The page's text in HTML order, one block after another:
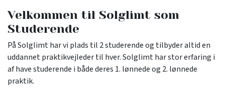
Velkommen til Solglimt som
Studerende
På Solglimt har vi plads til 2 studerende og tilbyder altid en
uddannet praktikvejleder til hver. Solglimt har stor erfaring i
af have studerende i både deres 1. lønnede og 2. lønnede
praktik.